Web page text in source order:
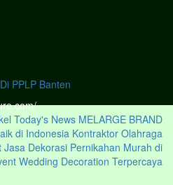
PPLP Banten
Today's News MELARGE BRAND
di Indonesia Kontraktor Olahraga
Jasa Dekorasi Pernikahan Murah di
Wedding Decoration Terpercaya